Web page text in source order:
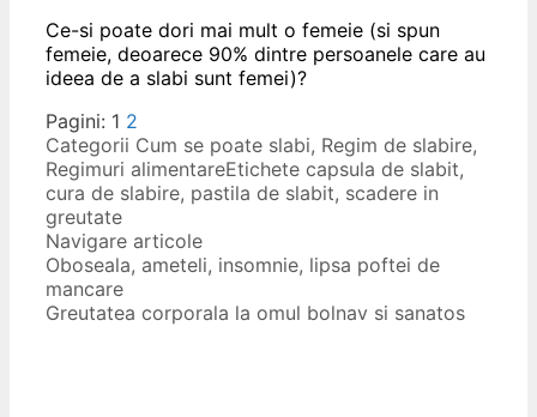
Ce-si poate dori mai mult o femeie (si spun
femeie, deoarece 90% dintre persoanele care au
ideea de a slabi sunt femei)?
Pagini: 1 2
Categorii Cum se poate slabi, Regim de slabire,
Regimuri alimentareEtichete capsula de slabit,
cura de slabire, pastila de slabit, scadere in
greutate
Navigare articole
Oboseala, ameteli, insomnie, lipsa poftei de
mancare
Greutatea corporala la omul bolnav si sanatos